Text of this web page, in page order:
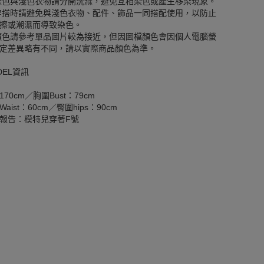
時請避免與淺色衣物、配件、飾品一同搭配使用，以防止
或潮濕而導致染色。
請參考單品圖片較為接近，但因圖檔顏色會因個人電腦螢
差異略有不同，請以實際商品顏色為準。
資訊
／胸圍Bust：79cm
：60cm／臀圍hips：90cm
告：模特兒穿著F號